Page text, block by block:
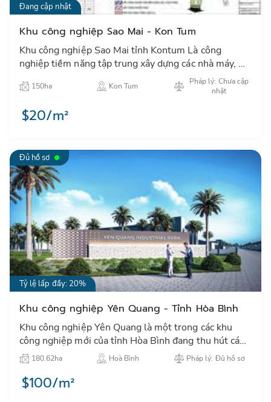
Đang cập nhật
Khu công nghiệp Sao Mai - Kon Tum
Khu công nghiệp Sao Mai tỉnh Kontum Là công
nghiệp tiềm năng tập trung xây dựng các nhà máy, xí
nghiệp công nghiệp có quy mô vừa và nhỏ, ít gây ô
nhiễm môi trườ…
150ha Kon Tum
Pháp lý: Chưa cập
nhật
$20/m²
Đủ hồ sơ
Tỷ lệ lấp đầy: 20%
Khu công nghiệp Yên Quang - Tỉnh Hòa Bình
Khu công nghiệp Yên Quang là một trong các khu
công nghiệp mới của tỉnh Hòa Bình đang thu hút các
nhà đầu tư trong và ngoài nước đặc biệt các NĐT
Nhật Bản, Hàn…
180.62ha Hoà Bình Pháp lý: Đủ hồ sơ
$100/m²